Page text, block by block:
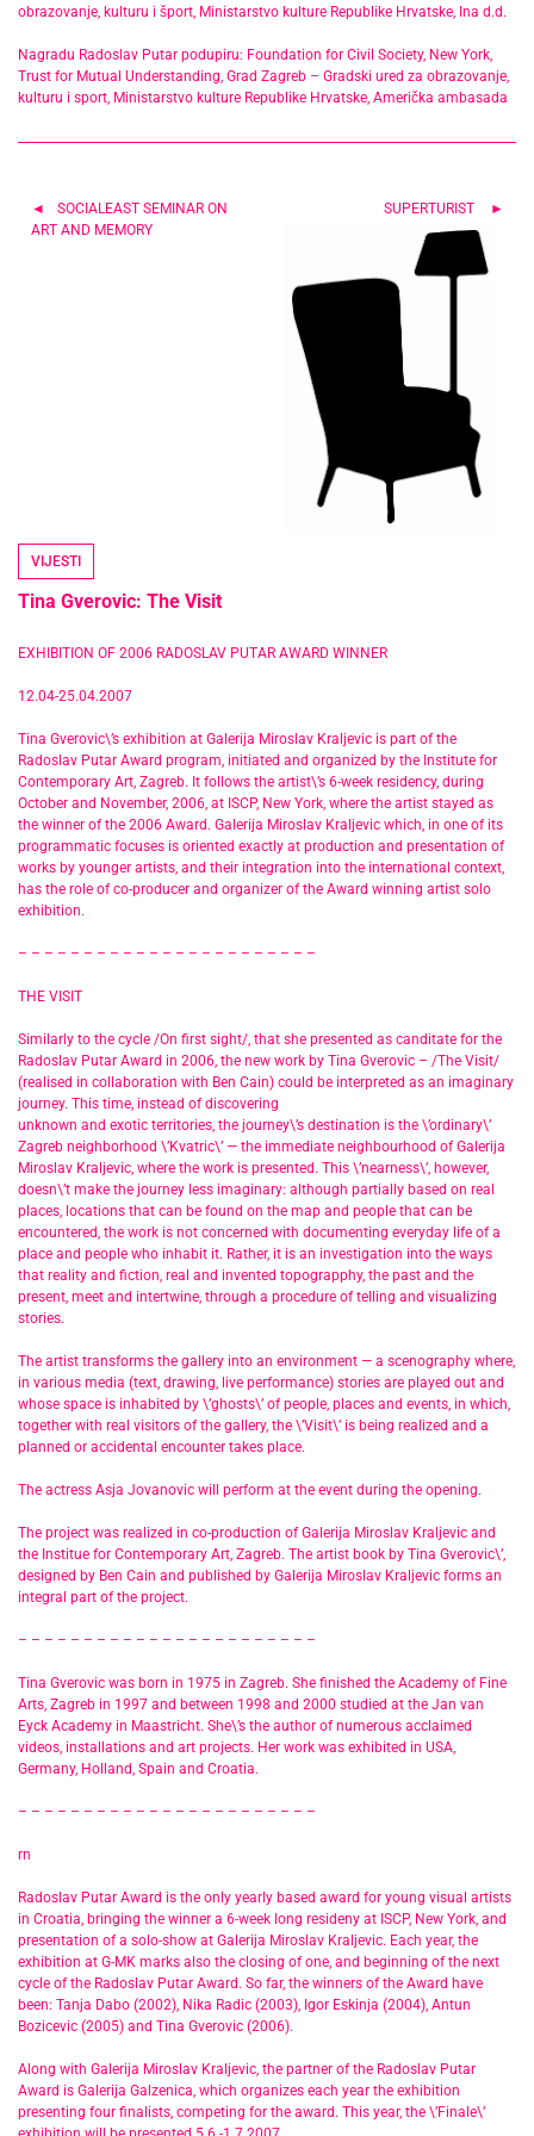
obrazovanje, kulturu i šport, Ministarstvo kulture Republike Hrvatske, Ina d.d.
Nagradu Radoslav Putar podupiru: Foundation for Civil Society, New York,
Trust for Mutual Understanding, Grad Zagreb – Gradski ured za obrazovanje,
kulturu i sport, Ministarstvo kulture Republike Hrvatske, Američka ambasada
Navigacija
objava
SOCIALEAST SEMINAR ON
ART AND MEMORY
SUPERTURIST
VIJESTI
Tina Gverovic: The Visit
EXHIBITION OF 2006 RADOSLAV PUTAR AWARD WINNER
12.04-25.04.2007
Tina Gverovic\’s exhibition at Galerija Miroslav Kraljevic is part of the
Radoslav Putar Award program, initiated and organized by the Institute for
Contemporary Art, Zagreb. It follows the artist\’s 6-week residency, during
October and November, 2006, at ISCP, New York, where the artist stayed as
the winner of the 2006 Award. Galerija Miroslav Kraljevic which, in one of its
programmatic focuses is oriented exactly at production and presentation of
works by younger artists, and their integration into the international context,
has the role of co-producer and organizer of the Award winning artist solo
exhibition.
– – – – – – – – – – – – – – – – – – – – – – –
THE VISIT
Similarly to the cycle /On first sight/, that she presented as canditate for the
Radoslav Putar Award in 2006, the new work by Tina Gverovic – /The Visit/
(realised in collaboration with Ben Cain) could be interpreted as an imaginary
journey. This time, instead of discovering
unknown and exotic territories, the journey\’s destination is the \’ordinary\’
Zagreb neighborhood \’Kvatric\’ — the immediate neighbourhood of Galerija
Miroslav Kraljevic, where the work is presented. This \’nearness\’, however,
doesn\’t make the journey less imaginary: although partially based on real
places, locations that can be found on the map and people that can be
encountered, the work is not concerned with documenting everyday life of a
place and people who inhabit it. Rather, it is an investigation into the ways
that reality and fiction, real and invented topograpphy, the past and the
present, meet and intertwine, through a procedure of telling and visualizing
stories.
The artist transforms the gallery into an environment — a scenography where,
in various media (text, drawing, live performance) stories are played out and
whose space is inhabited by \’ghosts\’ of people, places and events, in which,
together with real visitors of the gallery, the \’Visit\’ is being realized and a
planned or accidental encounter takes place.
The actress Asja Jovanovic will perform at the event during the opening.
The project was realized in co-production of Galerija Miroslav Kraljevic and
the Institue for Contemporary Art, Zagreb. The artist book by Tina Gverovic\’,
designed by Ben Cain and published by Galerija Miroslav Kraljevic forms an
integral part of the project.
– – – – – – – – – – – – – – – – – – – – – – –
Tina Gverovic was born in 1975 in Zagreb. She finished the Academy of Fine
Arts, Zagreb in 1997 and between 1998 and 2000 studied at the Jan van
Eyck Academy in Maastricht. She\’s the author of numerous acclaimed
videos, installations and art projects. Her work was exhibited in USA,
Germany, Holland, Spain and Croatia.
– – – – – – – – – – – – – – – – – – – – – – –
rn
Radoslav Putar Award is the only yearly based award for young visual artists
in Croatia, bringing the winner a 6-week long resideny at ISCP, New York, and
presentation of a solo-show at Galerija Miroslav Kraljevic. Each year, the
exhibition at G-MK marks also the closing of one, and beginning of the next
cycle of the Radoslav Putar Award. So far, the winners of the Award have
been: Tanja Dabo (2002), Nika Radic (2003), Igor Eskinja (2004), Antun
Bozicevic (2005) and Tina Gverovic (2006).
Along with Galerija Miroslav Kraljevic, the partner of the Radoslav Putar
Award is Galerija Galzenica, which organizes each year the exhibition
presenting four finalists, competing for the award. This year, the \’Finale\’